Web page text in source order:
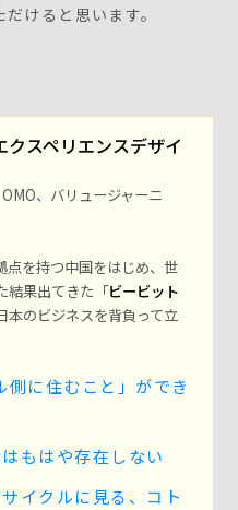
けると思います。
スペリエンスデザイ
、バリュージャーニ
点を持つ中国をはじめ、世
結果出てきた「ビービット
本のビジネスを背負って立
に住むこと」ができ
もはや存在しない
イクルに見る、コト